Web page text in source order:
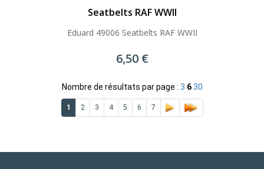
Seatbelts RAF WWII
Eduard 49006 Seatbelts RAF WWII
6,50 €
Nombre de résultats par page : 3 6 30
1 2 3 4 5 6 7